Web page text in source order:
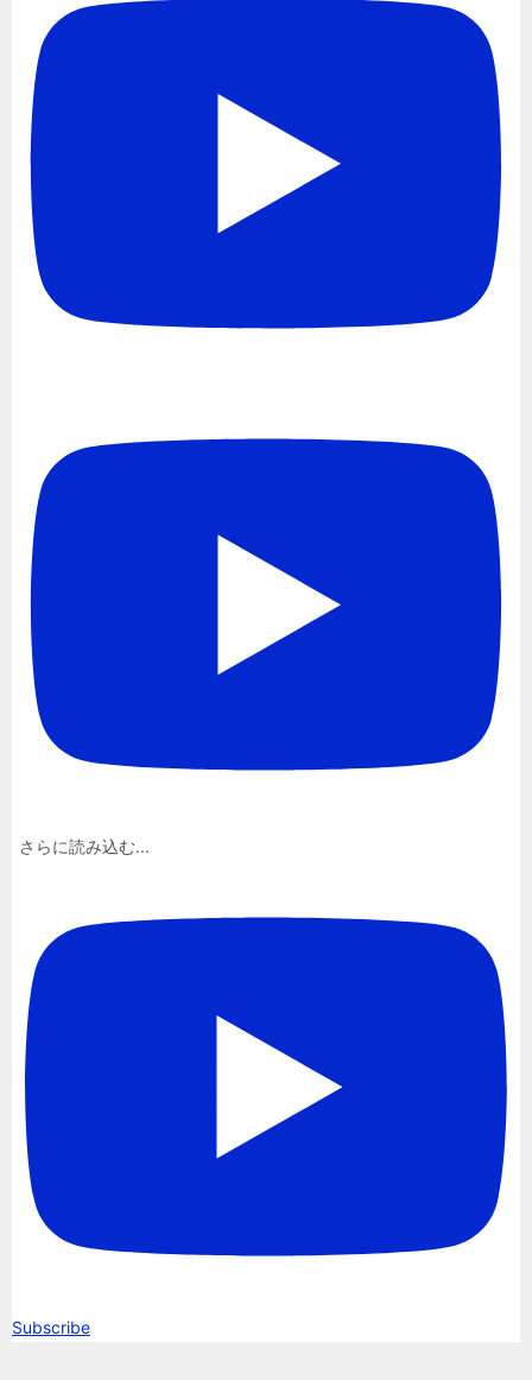
さらに読み込む...
Subscribe